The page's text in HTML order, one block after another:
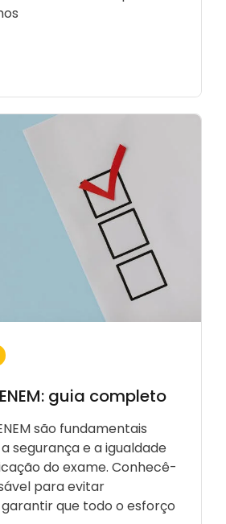
guia completo
são fundamentais
segurança e a igualdade
do exame. Conhecê-
para evitar
que todo o esforço